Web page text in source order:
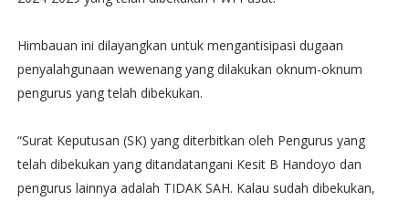
Himbauan ini dilayangkan untuk mengantisipasi dugaan
penyalahgunaan wewenang yang dilakukan oknum-oknum
pengurus yang telah dibekukan.
“Surat Keputusan (SK) yang diterbitkan oleh Pengurus yang
telah dibekukan yang ditandatangani Kesit B Handoyo dan
pengurus lainnya adalah TIDAK SAH. Kalau sudah dibekukan,